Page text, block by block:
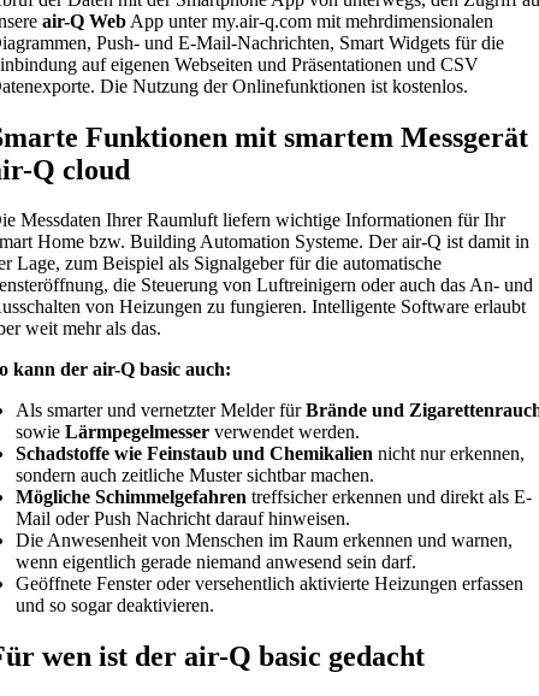
air-Q Web App unter my.air-q.com mit mehrdimensionalen
Push- und E-Mail-Nachrichten, Smart Widgets für die
auf eigenen Webseiten und Präsentationen und CSV
Die Nutzung der Onlinefunktionen ist kostenlos.
Funktionen mit smartem Messgerät
Q cloud
Messdaten Ihrer Raumluft liefern wichtige Informationen für Ihr
Home bzw. Building Automation Systeme. Der air-Q ist damit in
Lage, zum Beispiel als Signalgeber für die automatische
die Steuerung von Luftreinigern oder auch das An- und
von Heizungen zu fungieren. Intelligente Software erlaubt
weit mehr als das.
kann der air-Q basic auch:
Als smarter und vernetzter Melder fürBrände und
sowie Lärmpegelmesserverwendet werden.
Schadstoffe wie Feinstaub und Chemikaliennicht nur erkennen,
sondern auch zeitliche Muster sichtbar machen.
Mögliche Schimmelgefahrentreffsicher erkennen und direkt als E-
Mail oder Push Nachricht darauf hinweisen.
Die Anwesenheit von Menschen im Raum erkennen und warnen,
wenn eigentlich gerade niemand anwesend sein darf.
Geöffnete Fenster oder versehentlich aktivierte Heizungen erfassen
und so sogar deaktivieren.
wen ist der air-Q basic gedacht